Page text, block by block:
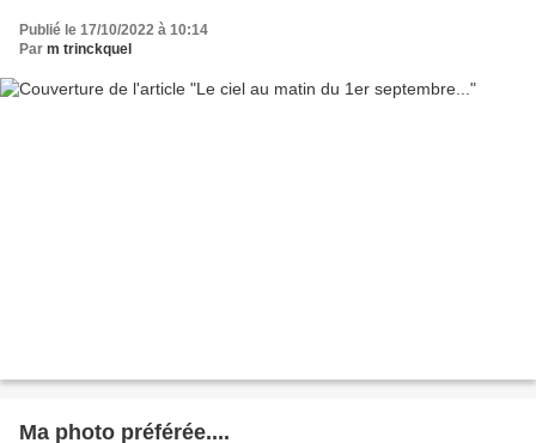
Publié le 17/10/2022 à 10:14
Par m trinckquel
Ma photo préférée....